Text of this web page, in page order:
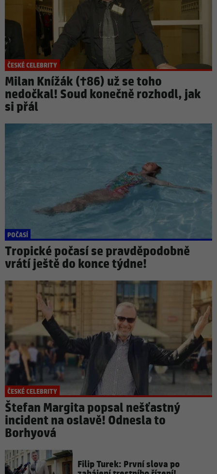
ČESKÉ CELEBRITY
Milan Knížák (†86) už se toho
nedočkal! Soud konečně rozhodl, jak
si přál
POČASÍ
Tropické počasí se pravděpodobně
vrátí ještě do konce týdne!
ČESKÉ CELEBRITY
Štefan Margita popsal nešťastný
incident na oslavě! Odnesla to
Borhyová
Filip Turek: První slova po